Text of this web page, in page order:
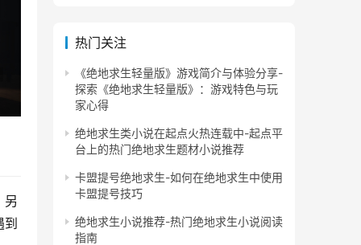
另
热门关注
《绝地求生轻量版》游戏简介与体验分享-
探索《绝地求生轻量版》：游戏特色与玩
家心得
绝地求生类小说在起点火热连载中-起点平
台上的热门绝地求生题材小说推荐
卡盟提号绝地求生-如何在绝地求生中使用
卡盟提号技巧
绝地求生小说推荐-热门绝地求生小说阅读
指南